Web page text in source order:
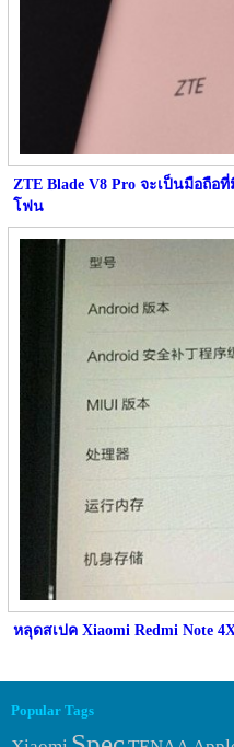
ZTE Blade V8 Pro จะเป็นมือถื
โฟน
หลุดสเปค Xiaomi Redmi Note
Popular Tags